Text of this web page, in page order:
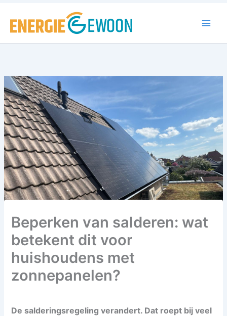
naar
inhoud
Beperken van salderen: wat
betekent dit voor
huishoudens met
zonnepanelen?
De salderingsregeling verandert. Dat roept bij veel